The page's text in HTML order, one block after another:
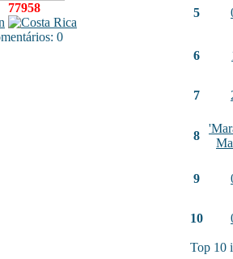
77958
0
5
6
7
8
9
10
Top 10